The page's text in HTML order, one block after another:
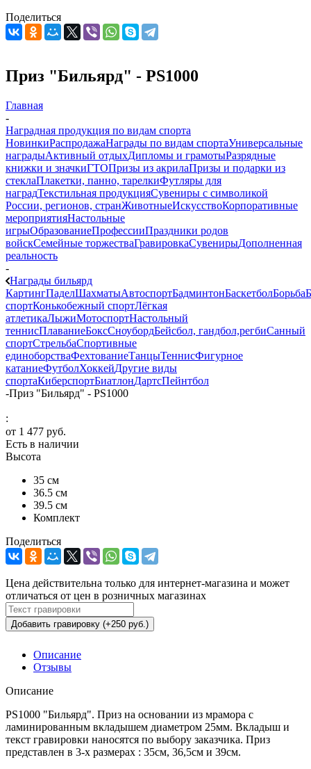
Поделиться
Приз "Бильярд" - PS1000
Главная
-
Наградная продукция по видам спорта
НовинкиРаспродажаНаграды по видам спортаУниверсальные
наградыАктивный отдыхДипломы и грамотыРазрядные
книжки и значкиГТОПризы из акрилаПризы и подарки из
стеклаПлакетки, панно, тарелкиФутляры для
наградТекстильная продукцияСувениры с символикой
России, регионов, странЖивотныеИскусствоКорпоративные
мероприятияНастольные
игрыОбразованиеПрофессииПраздники родов
войскСемейные торжестваГравировкаСувенирыДополненная
реальность
-
Награды бильярд
КартингПаделШахматыАвтоспортБадминтонБаскетболБорьба
спортКонькобежный спортЛёгкая
атлетикаЛыжиМотоспортНастольный
теннисПлаваниеБоксСноубордБейсбол, гандбол,регбиСанный
спортСтрельбаСпортивные
единоборстваФехтованиеТанцыТеннисФигурное
катаниеФутболХоккейДругие виды
спортаКиберспортБиатлонДартсПейнтбол
-Приз "Бильярд" - PS1000
:
от 1 477 руб.
Есть в наличии
Высота
35 см
36.5 см
39.5 см
Комплект
Поделиться
Цена действительна только для интернет-магазина и может
отличаться от цен в розничных магазинах
Добавить гравировку (+250 руб.)
Описание
Отзывы
Описание
PS1000 "Бильярд". Приз на основании из мрамора с
ламинированным вкладышем диаметром 25мм. Вкладыш и
текст гравировки наносятся по выбору заказчика. Приз
представлен в 3-х размерах : 35см, 36,5см и 39см.